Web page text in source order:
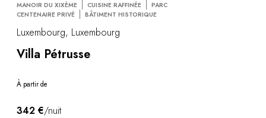
MANOIR DU XIXÈME CUISINE RAFFINÉE
PARC
CENTENAIRE PRIVÉ
BÂTIMENT HISTORIQUE
Luxembourg, Luxembourg
Villa Pétrusse
À partir de
342 €/nuit